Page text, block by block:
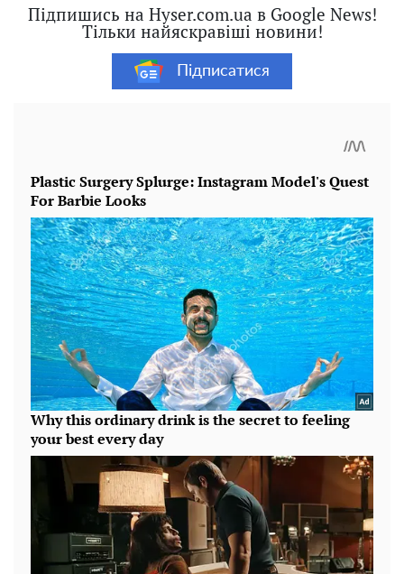
Підпишись на Hyser.com.ua в Google News!
Тільки найяскравіші новини!
Підписатися